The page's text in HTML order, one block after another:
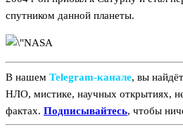
спутником данной планеты.
В нашем Telegram‑канале, вы
НЛО, мистике, научных открытиях,
фактах. Подписывайтесь, чтобы